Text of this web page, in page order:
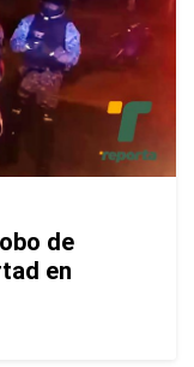
de
en